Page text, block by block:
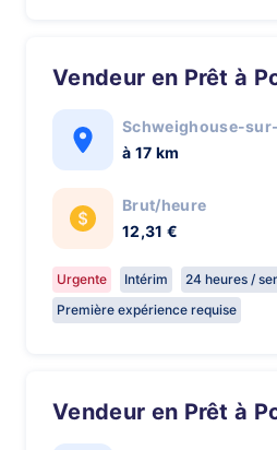
Vendeur en Prêt à
Schweighouse-
à 17 km
Brut/heure
12,31 €
Urgente Intérim
24 heures /
Première expérience requise
Vendeur en Prêt à